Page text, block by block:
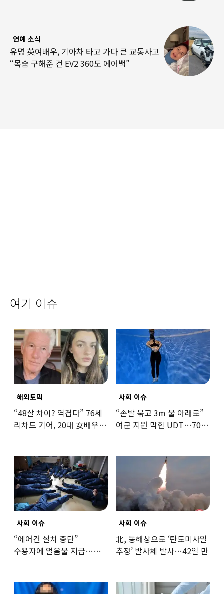
연예 소식
유명 英여배우, 기아차 타고 가다 큰 교통사고
“목숨 구해준 건 EV2 360도 에어백”
여기 이슈
해외토픽
“48살 차이? 역겹다” 76세
리차드 기어, 20대 女배우와
사회 이슈
“손발 묶고 3m 물 아래로”
여군 지원 막힌 UDT…707
사회 이슈
“에어컨 설치 중단”
수용자에 얼음물 지급…
사회 이슈
北, 동해상으로 ‘탄도미사일
추정’ 발사체 발사…42일 만